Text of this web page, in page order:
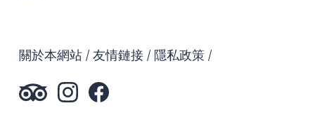
關於本網站 友情鏈接 隱私政策